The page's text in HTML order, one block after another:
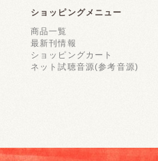
ショッピングメニュー
商品一覧
最新刊情報
ショッピングカート
ネット試聴音源(参考音源)